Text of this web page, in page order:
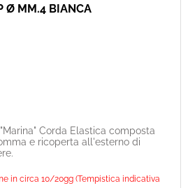
Ø MM.4 BIANCA
Corda Elastica composta
e ricoperta all'esterno di
in circa 10/20gg (Tempistica indicativa